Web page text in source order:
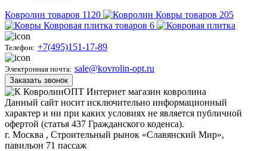
Ковролин товаров 1120 Ковры товаров 205
Ковровая плитка товаров 6
Телефон: +7(495)151-17-89
Электронная почта: sale@kovrolin-opt.ru
Заказать звонок
КовролинОПТ Интернет магазин ковролина
Данный сайт носит исключительно информационный
характер и ни при каких условиях не является публичной
офертой (статья 437 Гражданского коденса).
г. Москва , Строительный рынок «Славянский Мир»,
павильон 71 пассаж